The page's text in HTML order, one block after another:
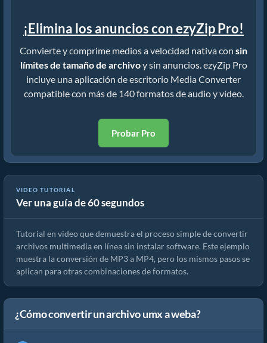
¡Elimina los anuncios con ezyZip Pro!
Convierte y comprime medios a velocidad nativa con sin
límites de tamaño de archivoy sin anuncios. ezyZip Pro
incluye una aplicación de escritorio Media Converter
compatible con más de 140 formatos de audio y vídeo.
Probar Pro
VIDEO TUTORIAL
Ver una guía de 60 segundos
Cómo convertir archivos multimedia
Tutorial en video que demuestra el proceso simple de convertir
archivos multimedia en línea sin instalar software. Este ejemplo
muestra la conversión de MP3 a MP4, pero los mismos pasos se
aplican para otras combinaciones de formatos.
¿Cómo convertir un archivo umx a weba?